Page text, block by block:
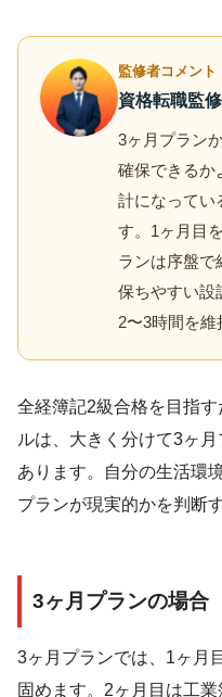
監修者コメント
資格転職監
3ヶ月プラン
確保できるか
計になってい
す。1ヶ月目
ランは序盤で
保ちやすい設
2〜3時間を維
全経簿記2級合格を目指
ルは、大きく分けて3ヶ
あります。自分の生活環
プランが現実的かを判断
3ヶ月プランの場合
3ヶ月プランでは、1ヶ月
固めます。2ヶ月目は工